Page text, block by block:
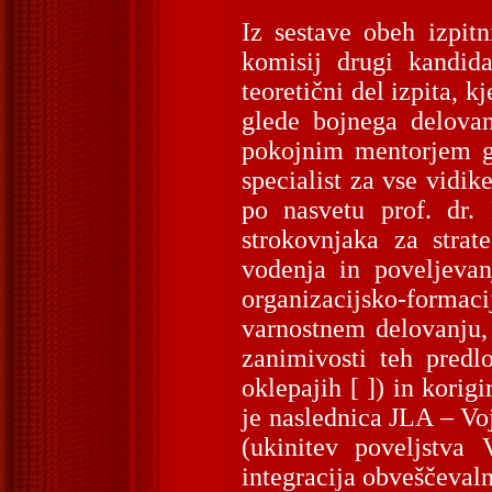
Iz sestave obeh
komisij drugi
teoretični del izpita,
glede bojnega
pokojnim mentorjem
specialist za vse
po nasvetu prof. dr.
strokovnjaka za
vodenja in
organizacijsko-
varnostnem
zanimivosti teh
oklepajih [ ]) in
je naslednica JLA –
(ukinitev poveljstva
integracija